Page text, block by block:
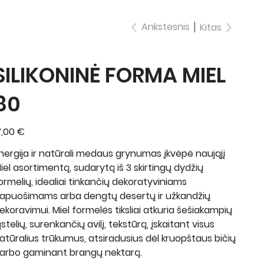
Ankstesnis Kitas
FORMA MIEL
€
ir natūrali medaus grynumas įkvėpė naująjį
asortimentą, sudarytą iš 3 skirtingų dydžių
idealiai tinkančių dekoratyviniams
arba dengtų desertų ir užkandžių
Miel formelės tiksliai atkuria šešiakampių
surenkančių avilį, tekstūrą, įskaitant visus
trūkumus, atsiradusius dėl kruopštaus bičių
gaminant brangų nektarą.